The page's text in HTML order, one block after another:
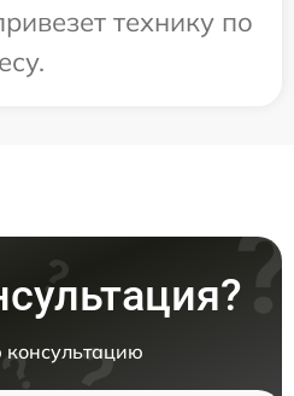
технику по